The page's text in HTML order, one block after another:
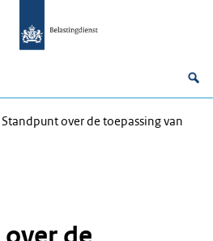
Standpunt over de toepassing van